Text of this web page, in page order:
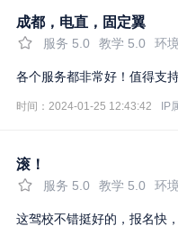
成都，电直，固定翼
服务 5.0 教学 5.0 环境
各个服务都非常好！值得支持
时间：2024-01-25 12:43:42 IP
滚！
服务 5.0 教学 5.0 环境
这驾校不错挺好的，报名快